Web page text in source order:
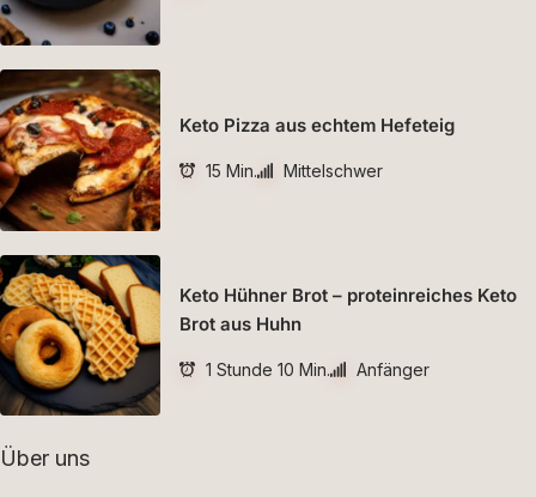
Keto Pizza aus echtem Hefeteig
15 Min. Mittelschwer
Keto Hühner Brot – proteinreiches Keto
Brot aus Huhn
1 Stunde 10 Min. Anfänger
Über uns